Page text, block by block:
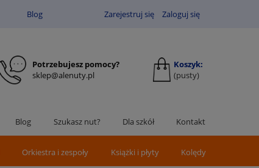
Blog Zarejestruj się Zaloguj się
Potrzebujesz pomocy?
sklep@alenuty.pl
Koszyk:
(pusty)
Blog Szukasz nut? Dla szkół Kontakt
Orkiestra i zespoły Książki i płyty Kolędy